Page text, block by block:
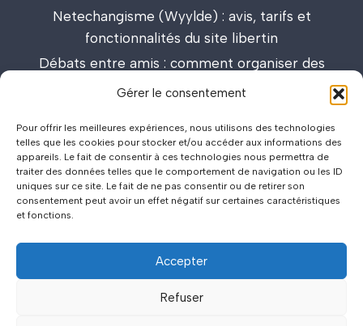
Gérer le consentement
Pour offrir les meilleures expériences, nous utilisons des technologies
telles que les cookies pour stocker et/ou accéder aux informations des
appareils. Le fait de consentir à ces technologies nous permettra de
traiter des données telles que le comportement de navigation ou les ID
uniques sur ce site. Le fait de ne pas consentir ou de retirer son
consentement peut avoir un effet négatif sur certaines caractéristiques
et fonctions.
Accepter
Refuser
Netechangisme (Wyylde) : avis, tarifs et
fonctionnalités du site libertin
Débats entre amis : comment organiser des
discussions passionnantes et enrichissantes
Lieux de drague : carte interactive et guide des
meilleurs spots
©2026
Politique de Confidentialité..Mentions Légales..